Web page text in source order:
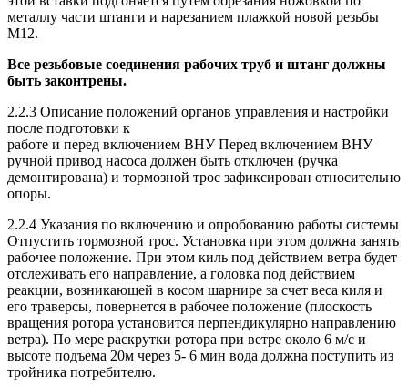
металлу части штанги и нарезанием плажкой новой резьбы
М12.
Все резьбовые соединения рабочих труб и штанг должны
быть законтрены.
2.2.3 Описание положений органов управления и настройки
после подготовки к
работе и перед включением ВНУПеред включением ВНУ
ручной привод насоса должен быть отключен (ручка
демонтирована) и тормозной трос зафиксирован относительно
опоры.
2.2.4 Указания по включению и опробованию работы системы
Отпустить тормозной трос. Установка при этом должна занять
рабочее положение. При этом киль под действием ветра будет
отслеживать его направление, а головка под действием
реакции, возникающей в косом шарнире за счет веса киля и
его траверсы, повернется в рабочее положение (плоскость
вращения ротора установится перпендикулярно направлению
ветра). По мере раскрутки ротора при ветре около 6 м/с и
высоте подъема 20м через 5- 6 мин вода должна поступить из
тройника потребителю.